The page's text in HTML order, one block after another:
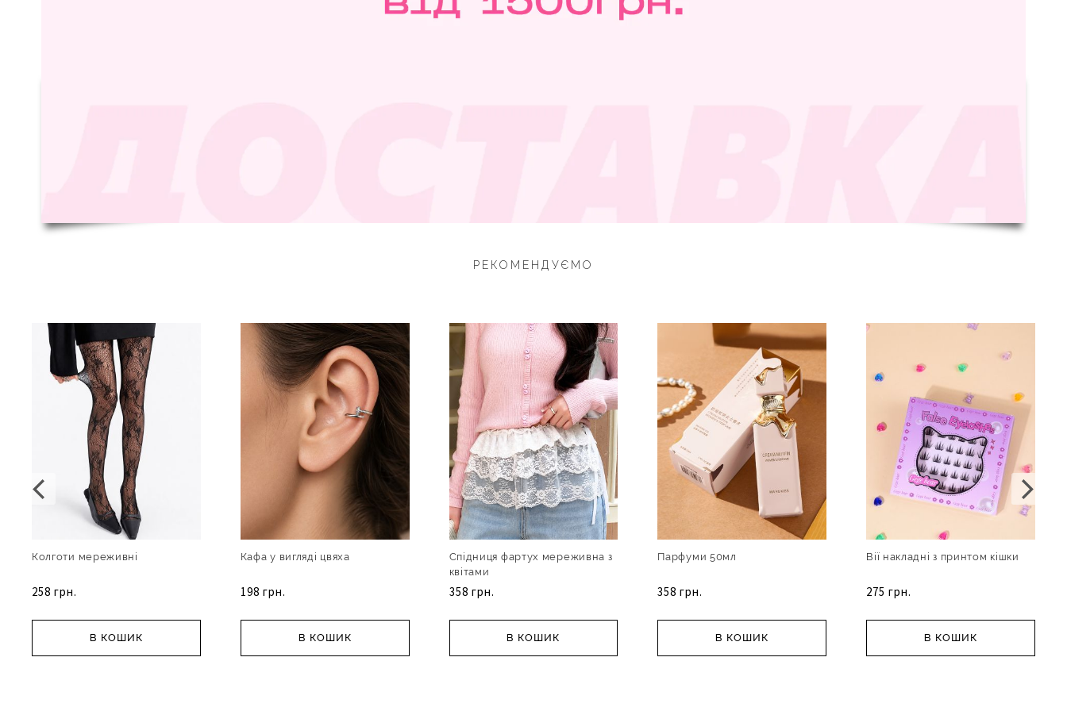
РЕКОМЕНДУЄМО
Колготи мереживні
258 грн.
В КОШИК
Кафа у вигляді цвяха
198 грн.
В КОШИК
Спідниця фартух мереживна з
квітами
358 грн.
В КОШИК
Парфуми 50мл
358 грн.
В КОШИК
Вії накладні з принтом кішки
275 грн.
В КОШИК